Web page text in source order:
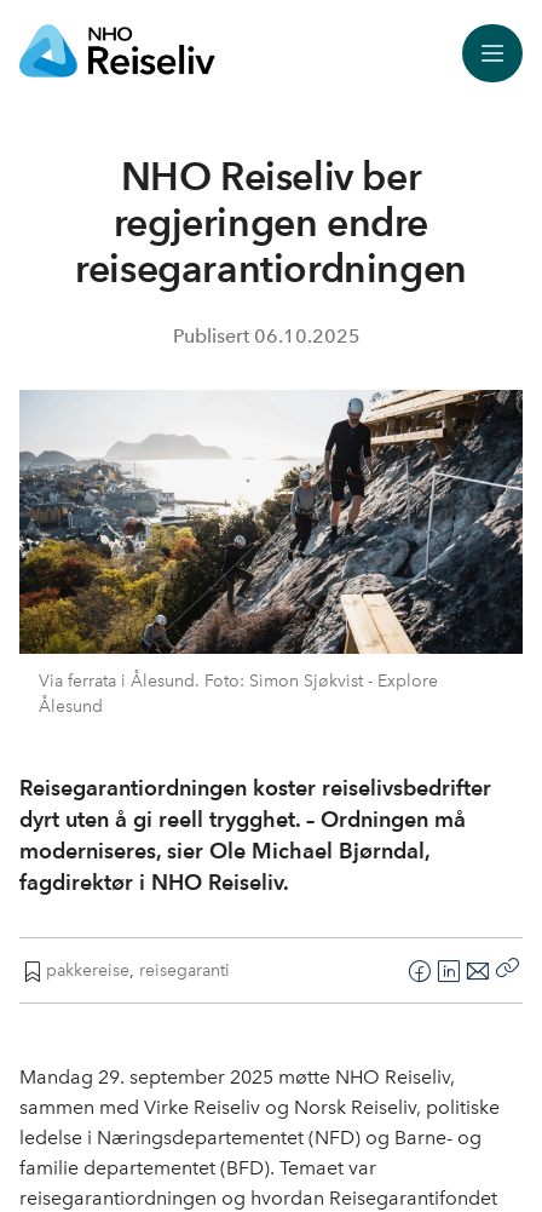
Meny
NHO Reiseliv ber
regjeringen endre
reisegarantiordningen
Publisert 06.10.2025
Via ferrata i Ålesund. Foto: Simon Sjøkvist - Explore
Ålesund
Reisegarantiordningen koster reiselivsbedrifter
dyrt uten å gi reell trygghet. – Ordningen må
moderniseres, sier Ole Michael Bjørndal,
fagdirektør i NHO Reiseliv.
pakkereise, reisegaranti
F
e
b
L
k
e
n
E
s
Mandag 29. september 2025 møtte NHO Reiseliv,
sammen med Virke Reiseliv og Norsk Reiseliv, politiske
ledelse i Næringsdepartementet (NFD) og Barne- og
familie departementet (BFD). Temaet var
reisegarantiordningen og hvordan Reisegarantifondet